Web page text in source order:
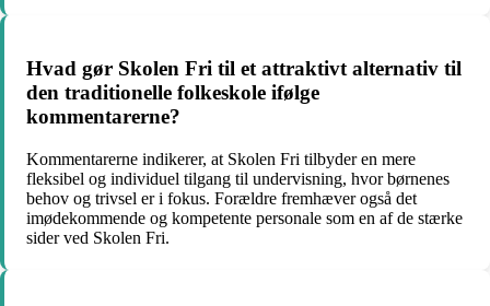
Hvad gør Skolen Fri til et attraktivt alternativ til
den traditionelle folkeskole ifølge
kommentarerne?
Kommentarerne indikerer, at Skolen Fri tilbyder en mere
fleksibel og individuel tilgang til undervisning, hvor børnenes
behov og trivsel er i fokus. Forældre fremhæver også det
imødekommende og kompetente personale som en af de stærke
sider ved Skolen Fri.